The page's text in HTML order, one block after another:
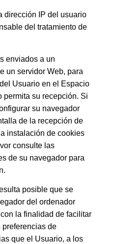
dirección IP del usuario
del tratamiento de
enviados a un
un servidor Web, para
Usuario en el Espacio
permita su recepción. Si
su navegador
de la recepción de
instalación de cookies
consulte las
de su navegador para
posible que se
del ordenador
la finalidad de facilitar
preferencias de
que el Usuario, a los